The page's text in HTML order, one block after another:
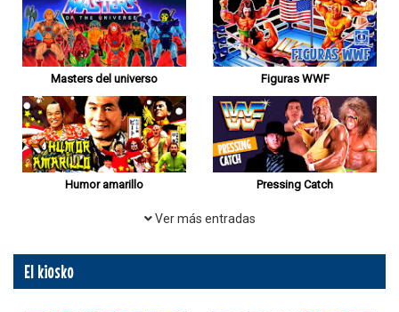
Masters del universo Figuras WWF
Humor amarillo Pressing Catch
Ver más entradas
El kiosko